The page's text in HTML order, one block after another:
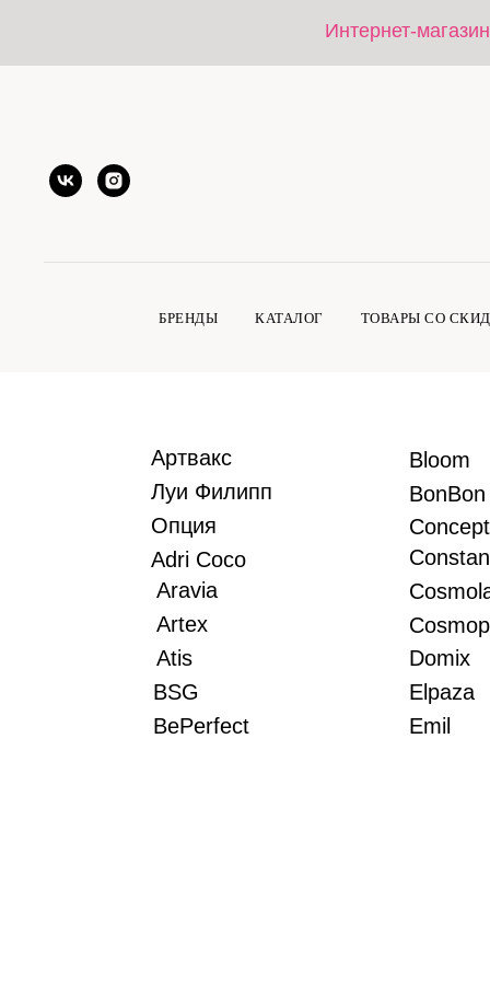
Интернет-
БРЕНДЫ КАТАЛОГ ТОВАРЫ СО
Atis
Artex
Aravia
Adri Coco
Emil
Elpaza
Domix
Bloom
Опция
Луи Филипп
BePerfect
BonBon
Артвакс
BSG
Concept